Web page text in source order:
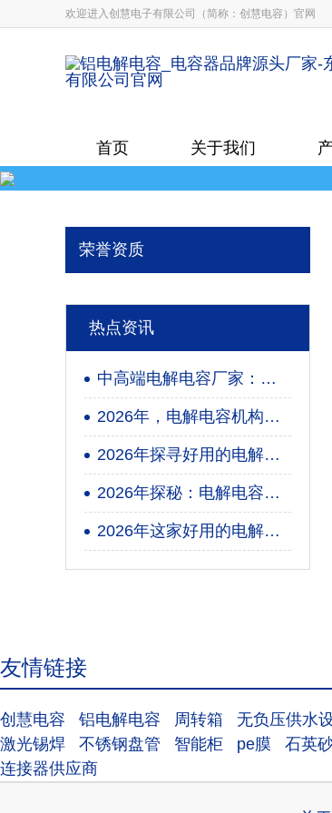
欢迎进入创慧电子有限公司（简称：创慧电容）官网
首页 关于我们
荣誉资质
热点资讯
中高端电解电容厂家：技术优势与选购指南
2026年，电解电容机构哪家强？这些要点你得知道！
2026年探寻好用的电解电容厂家究竟有哪些亮点？
2026年探秘：电解电容机构技术哪家强？
2026年这家好用的电解电容服务商你知道吗？
友情链接
创慧电容 铝电解电容 周转箱 无负压供水
激光锡焊
不锈钢盘管 智能柜 pe膜 石英
连接器供应商